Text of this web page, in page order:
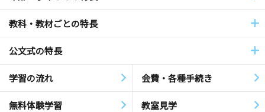
教科・教材ごとの特長
公文式の特長
学習の流れ 会費・各種手続き
無料体験学習 教室見学